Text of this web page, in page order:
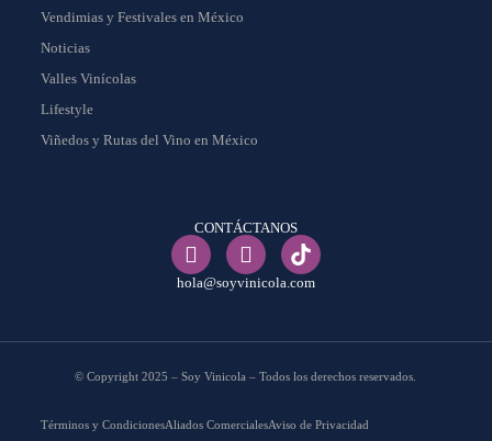
Vendimias y Festivales en México
Noticias
Valles Vinícolas
Lifestyle
Viñedos y Rutas del Vino en México
CONTÁCTANOS
hola@soyvinicola.com
© Copyright 2025 – Soy Vinicola – Todos los derechos reservados.
Términos y CondicionesAliados ComercialesAviso de Privacidad